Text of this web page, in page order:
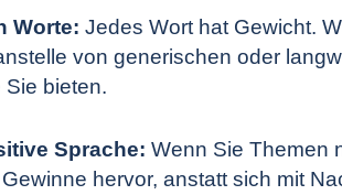
Worte: Jedes Wort hat Gewicht.
von generischen oder
Sie bieten.
Sprache: Wenn Sie Themen
hervor, anstatt sich mit